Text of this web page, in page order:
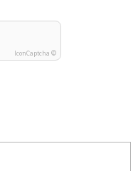
IconCaptcha ©